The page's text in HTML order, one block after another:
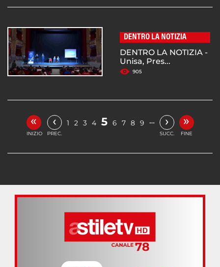
DENTRO LA NOTIZIA
DENTRO LA NOTIZIA -
Unisa, Pres...
905
«
INIZIO
‹
PREC.
1 2 3 4 5 6 7 8 9 … ›
SUCC.
»
FINE